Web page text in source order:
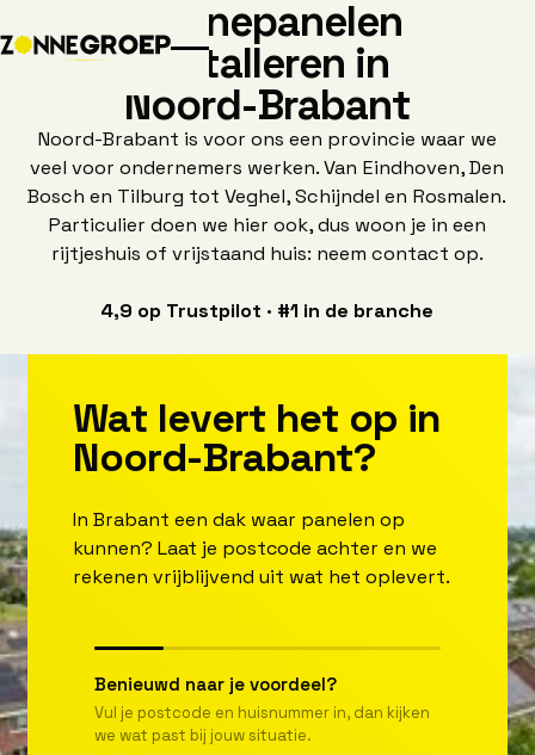
Zo nepanelen
installeren in
Noord-Brabant
Noord-Brabant is voor ons een provincie waar we
veel voor ondernemers werken. Van Eindhoven, Den
Bosch en Tilburg tot Veghel, Schijndel en Rosmalen.
Particulier doen we hier ook, dus woon je in een
rijtjeshuis of vrijstaand huis: neem contact op.
4,9 op Trustpilot · #1 in de branche
Wat levert het op in
Noord-Brabant?
In Brabant een dak waar panelen op
kunnen? Laat je postcode achter en we
rekenen vrijblijvend uit wat het oplevert.
Benieuwd naar je voordeel?
Vul je postcode en huisnummer in, dan kijken
we wat past bij jouw situatie.